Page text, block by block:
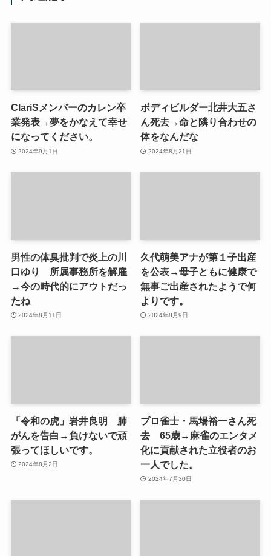
ClariSメンバーのカレン卒
業発表→夢をかなえて幸せ
になってください。
2024年9月1日
ボディビルダー北井大五さ
ん死去→命と隣り合わせの
体をなんだな
2024年8月21日
男性の体臭批判で炎上の川
口ゆり 所属事務所を解雇
→今の時代的にアウトだっ
たね
2024年8月11日
久代萌美アナが第１子出産
を公表→母子ともに健康で
無事ご出産されたようで何
よりです。
2024年8月9日
「令和の虎」岩井良明 肺
がんを告白→負けないで頑
張ってほしいです。
2024年8月2日
プロ雀士・馬場裕一さん死
去 65歳→麻雀のエンタメ
化に貢献された立役者のお
一人でした。
2024年7月30日